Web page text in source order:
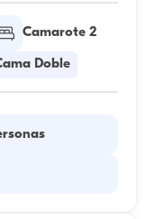
Camarote 2
Doble